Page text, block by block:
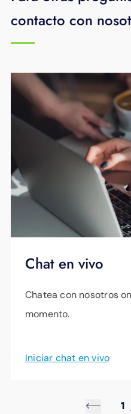
contacto con
Chat en vivo
Chatea con nosotros
momento.
Iniciar chat en vivo
1